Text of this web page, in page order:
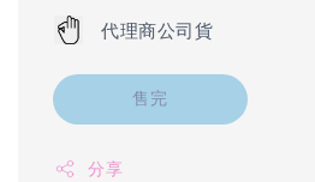
代理商公司貨
售完
分享